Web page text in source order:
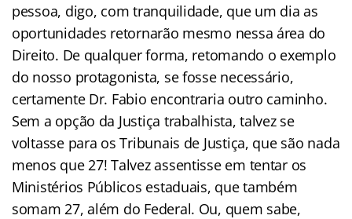
pessoa, digo, com tranquilidade, que um dia as
oportunidades retornarão mesmo nessa área do
Direito. De qualquer forma, retomando o exemplo
do nosso protagonista, se fosse necessário,
certamente Dr. Fabio encontraria outro caminho.
Sem a opção da Justiça trabalhista, talvez se
voltasse para os Tribunais de Justiça, que são nada
menos que 27! Talvez assentisse em tentar os
Ministérios Públicos estaduais, que também
somam 27, além do Federal. Ou, quem sabe,